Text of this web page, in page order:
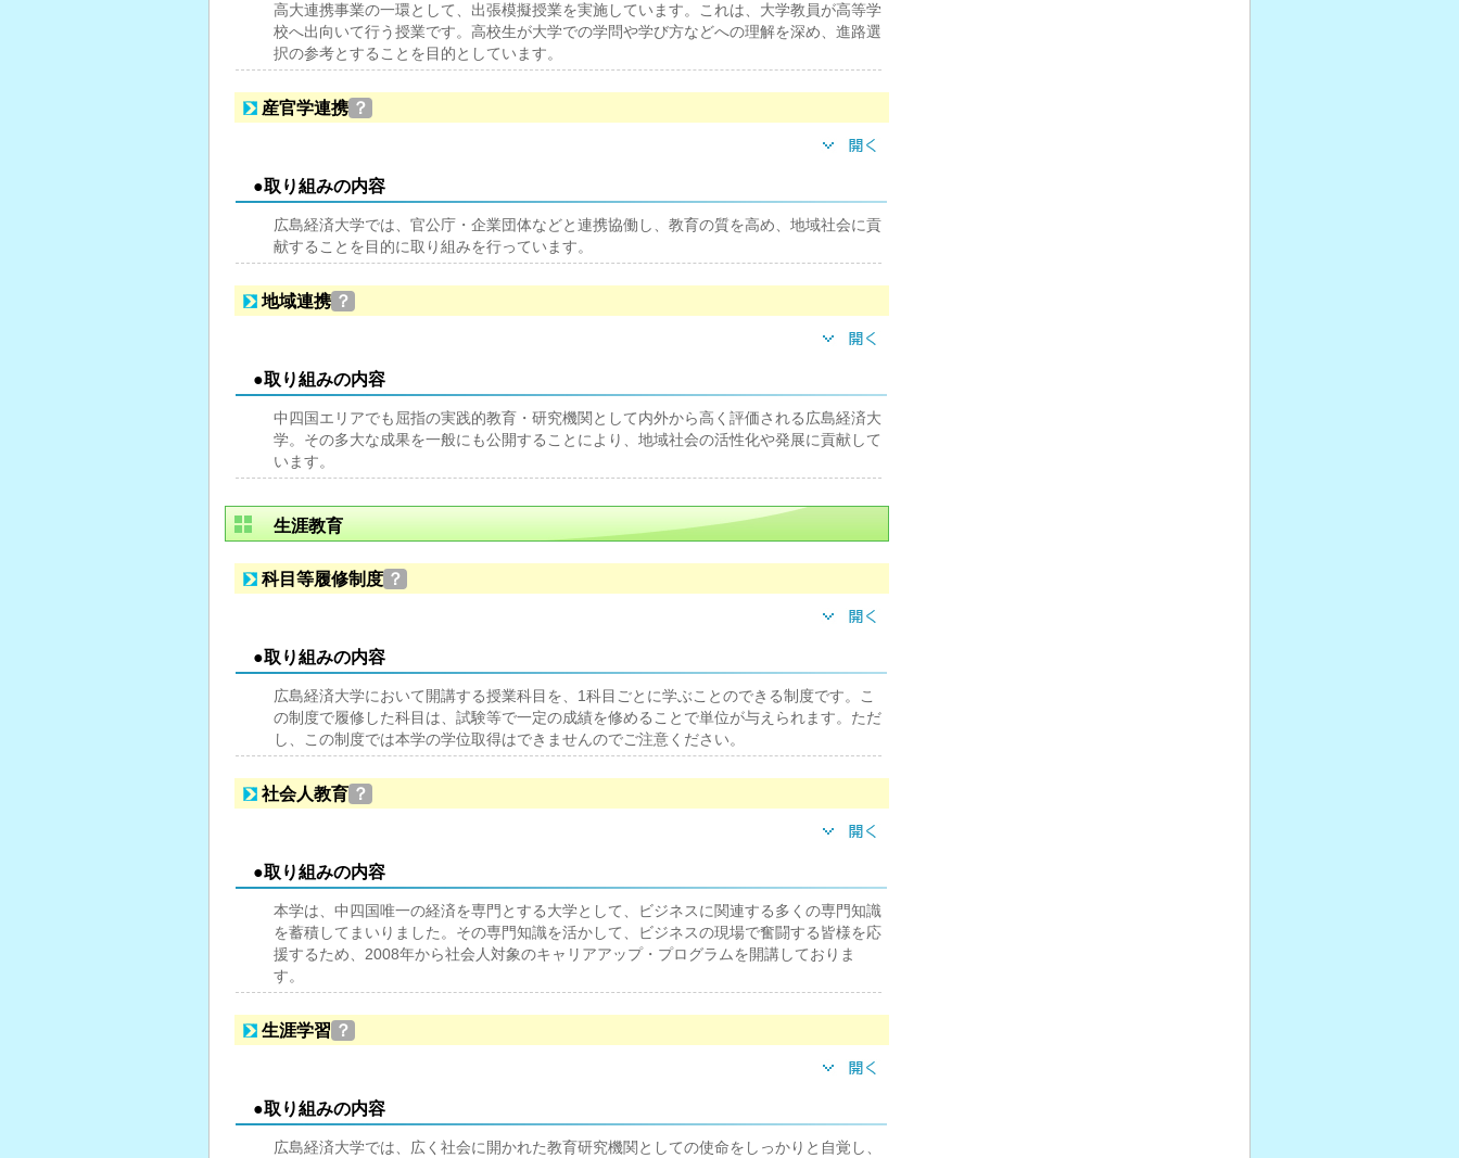
高大連携事業の一環として、出張模擬授業を実施しています。これは、大学教員が高等学
校へ出向いて行う授業です。高校生が大学での学問や学び方などへの理解を深め、進路選
択の参考とすることを目的としています。
産官学連携 ？
●取り組みの内容
広島経済大学では、官公庁・企業団体などと連携協働し、教育の質を高め、地域社会に貢
献することを目的に取り組みを行っています。
地域連携 ？
●取り組みの内容
中四国エリアでも屈指の実践的教育・研究機関として内外から高く評価される広島経済大
学。その多大な成果を一般にも公開することにより、地域社会の活性化や発展に貢献して
います。
生涯教育
科目等履修制度 ？
●取り組みの内容
広島経済大学において開講する授業科目を、1科目ごとに学ぶことのできる制度です。こ
の制度で履修した科目は、試験等で一定の成績を修めることで単位が与えられます。ただ
し、この制度では本学の学位取得はできませんのでご注意ください。
社会人教育 ？
●取り組みの内容
本学は、中四国唯一の経済を専門とする大学として、ビジネスに関連する多くの専門知識
を蓄積してまいりました。その専門知識を活かして、ビジネスの現場で奮闘する皆様を応
援するため、2008年から社会人対象のキャリアアップ・プログラムを開講しておりま
す。
生涯学習 ？
●取り組みの内容
広島経済大学では、広く社会に開かれた教育研究機関としての使命をしっかりと自覚し、